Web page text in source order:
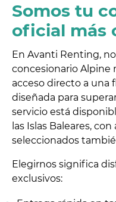
Somos tu
oficial más
En Avanti Renting,
concesionario Alpine
acceso directo a una
diseñada para
servicio está
las Islas Baleares,
seleccionados
Elegirnos significa
exclusivos: